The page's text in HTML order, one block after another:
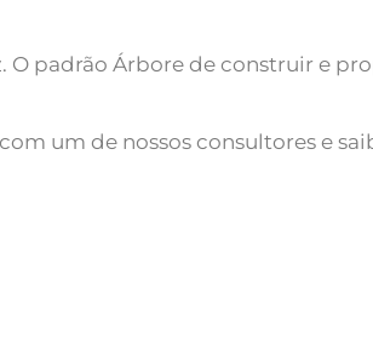
O padrão Árbore de construir e
um de nossos consultores e